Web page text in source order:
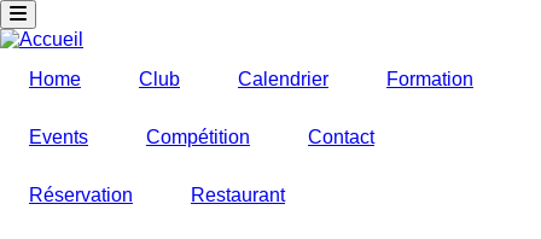
Home Club Calendrier Formation
Events Compétition Contact
Réservation Restaurant